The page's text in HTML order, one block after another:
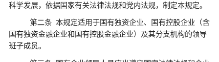
科学发展，依据国家有关法律法规和党内法规，制定本规定。
第二条 本规定适用于国有独资企业、国有控股企业（含
国有独资金融企业和国有控股金融企业）及其分支机构的领导
班子成员。